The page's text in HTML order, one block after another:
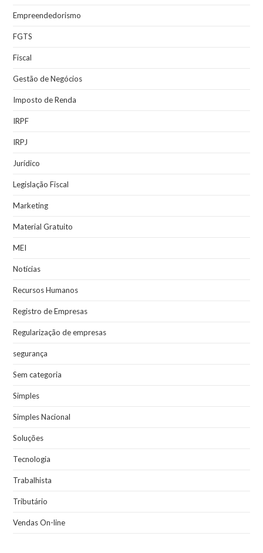
Empreendedorismo
FGTS
Fiscal
Gestão de Negócios
Imposto de Renda
IRPF
IRPJ
Jurídico
Legislação Fiscal
Marketing
Material Gratuito
MEI
Notícias
Recursos Humanos
Registro de Empresas
Regularização de empresas
segurança
Sem categoria
Simples
Simples Nacional
Soluções
Tecnologia
Trabalhista
Tributário
Vendas On-line